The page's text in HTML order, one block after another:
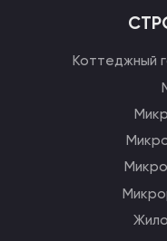
Коттеджный